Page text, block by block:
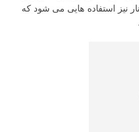
نیز استفاده هایی می شود که